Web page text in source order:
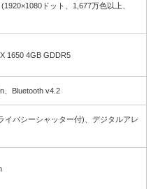
ドット、1,677万色以上、
1650 4GB GDDR5
、Bluetooth v4.2
イバシーシャッター付)、デジタルアレ